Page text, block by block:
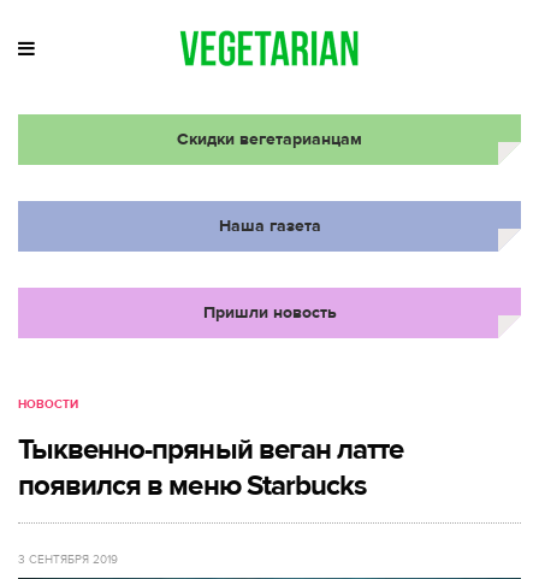
Скидки вегетарианцам
Наша газета
Пришли новость
НОВОСТИ
Тыквенно-пряный веган латте
появился в меню Starbucks
3 СЕНТЯБРЯ 2019